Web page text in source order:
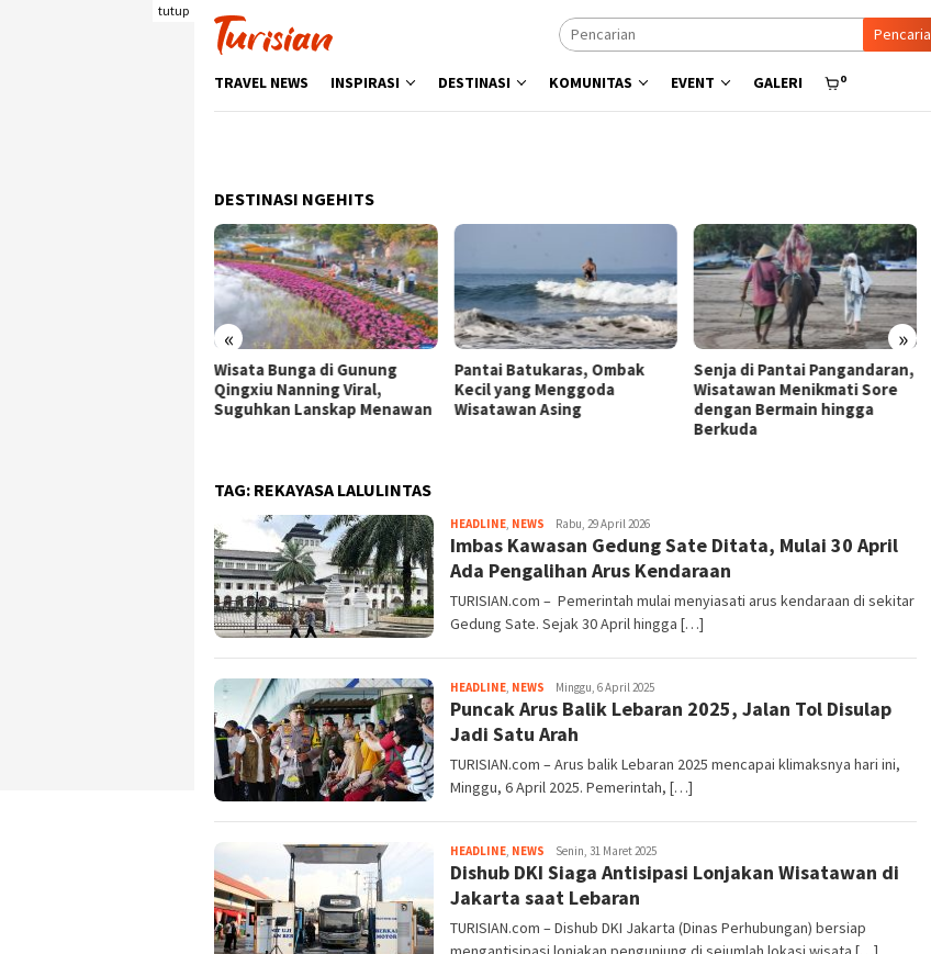
tutup
TRAVEL NEWS INSPIRASI DESTINASI KOMUNITAS EVENT GALERI 0
DESTINASI NGEHITS
« »
Pantai Batukaras, Ombak
Kecil yang Menggoda
Wisatawan Asing
Senja di Pantai Pangandaran,
Wisatawan Menikmati Sore
dengan Bermain hingga
Menyisir Asa di Pantai Bulbul
Danau Toba, Potensi Wisata
Pasir Putih
TAG: REKAYASA LALULINTAS
HEADLINE, NEWS Tim
Redaksi
Rabu, 29 April 2026
Imbas Kawasan Gedung Sate Ditata, Mulai 30 April
Ada Pengalihan Arus Kendaraan
TURISIAN.com – Pemerintah mulai menyiasati arus kendaraan di sekitar
Gedung Sate. Sejak 30 April hingga […]
HEADLINE, NEWS Tim
Redaksi
Minggu, 6 April 2025
Puncak Arus Balik Lebaran 2025, Jalan Tol Disulap
Jadi Satu Arah
TURISIAN.com – Arus balik Lebaran 2025 mencapai klimaksnya hari ini,
Minggu, 6 April 2025. Pemerintah, […]
HEADLINE, NEWS Tim
Redaksi
Senin, 31 Maret 2025
Dishub DKI Siaga Antisipasi Lonjakan Wisatawan di
Jakarta saat Lebaran
TURISIAN.com – Dishub DKI Jakarta (Dinas Perhubungan) bersiap